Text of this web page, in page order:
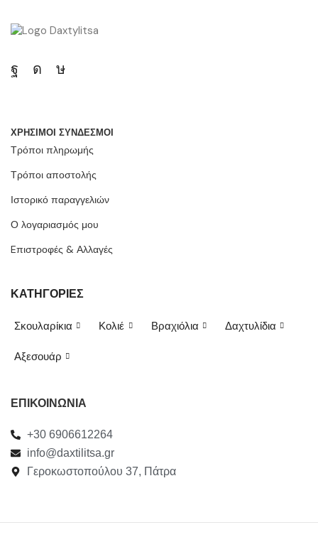
ΧΡΗΣΙΜΟΙ ΣΥΝΔΕΣΜΟΙ
Τρόποι πληρωμής
Τρόποι αποστολής
Ιστορικό παραγγελιών
Ο λογαριασμός μου
Eπιστροφές & Αλλαγές
ΚΑΤΗΓΟΡΙΕΣ
Σκουλαρίκια Κολιέ Βραχιόλια Δαχτυλίδια
Αξεσουάρ
ΕΠΙΚΟΙΝΩΝΙΑ
+30 6906612264
info@daxtilitsa.gr
Γεροκωστοπούλου 37, Πάτρα